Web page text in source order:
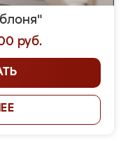
руб.